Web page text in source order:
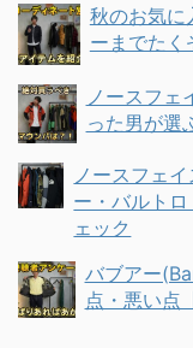
秋のお気に
ーまでたく
ノースフェ
った男が選
ノースフェ
ー・バルト
ェック
バブアー
点・悪い点